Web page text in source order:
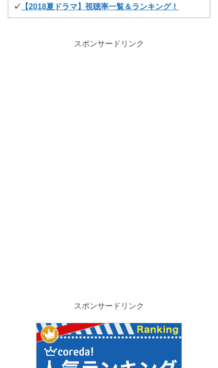
✓ 【2018夏ドラマ】視聴率一覧＆ランキング！
スポンサードリンク
スポンサードリンク